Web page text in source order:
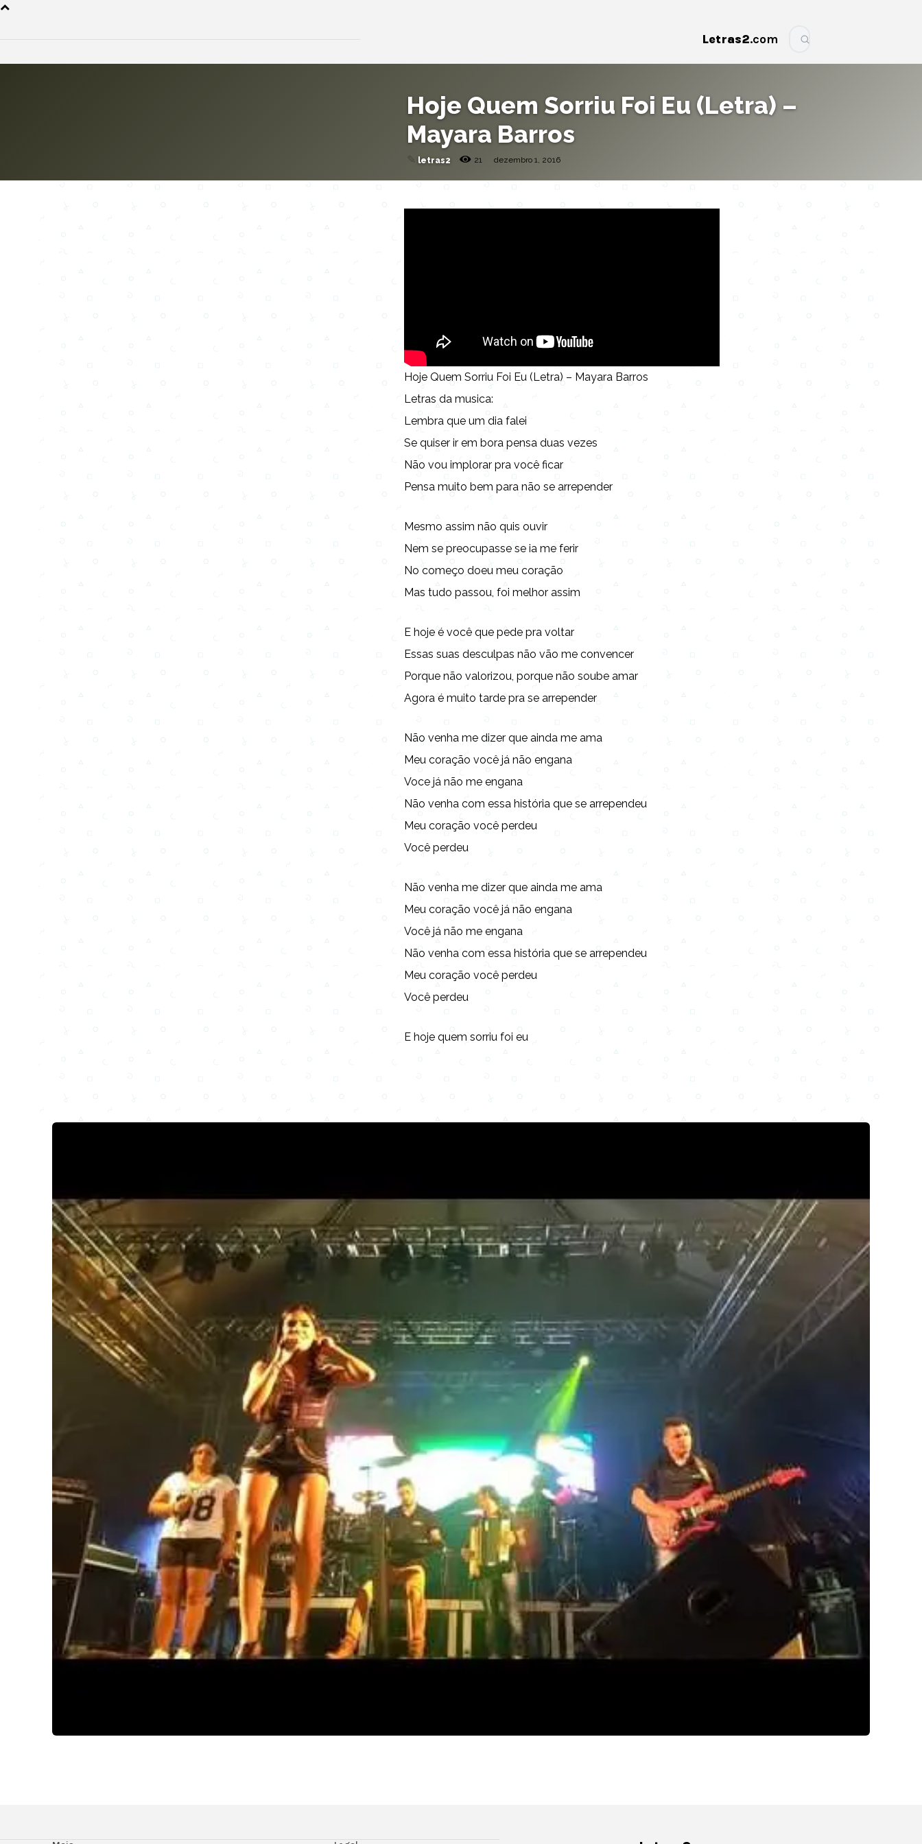
Letras2.com
Hoje Quem Sorriu Foi Eu (Letra) –
Mayara Barros
letras2 21 dezembro 1, 2016
Hoje Quem Sorriu Foi Eu (Letra) – Mayara Barros
Letras da musica:
Lembra que um dia falei
Se quiser ir em bora pensa duas vezes
Não vou implorar pra você ficar
Pensa muito bem para não se arrepender
Mesmo assim não quis ouvir
Nem se preocupasse se ia me ferir
No começo doeu meu coração
Mas tudo passou, foi melhor assim
E hoje é você que pede pra voltar
Essas suas desculpas não vão me convencer
Porque não valorizou, porque não soube amar
Agora é muito tarde pra se arrepender
Não venha me dizer que ainda me ama
Meu coração você já não engana
Voce já não me engana
Não venha com essa história que se arrependeu
Meu coração você perdeu
Você perdeu
Não venha me dizer que ainda me ama
Meu coração você já não engana
Você já não me engana
Não venha com essa história que se arrependeu
Meu coração você perdeu
Você perdeu
E hoje quem sorriu foi eu